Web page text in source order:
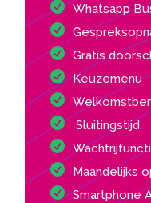
Whatsapp
Gratis
Keuzemenu
Sluitingstijd
Maandelijks
Smartphone